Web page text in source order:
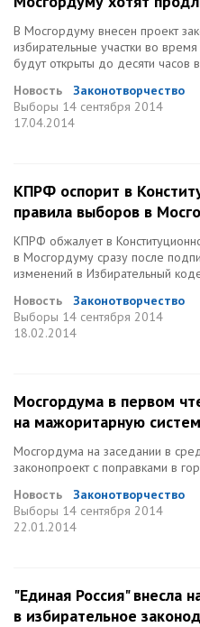
В Мосгордуму внесен проект
избирательные участки во
будут открыты до десяти часов
Новость
Законотворчество
Выборы 14 сентября 2014
17.04.2014
КПРФ оспорит в
правила выборов в
КПРФ обжалует в
в Мосгордуму сразу после
изменений в Избирательный
Новость
Законотворчество
Выборы 14 сентября 2014
18.02.2014
Мосгордума в первом
на мажоритарную
Мосгордума на заседании в
законопроект с поправками в
Новость
Законотворчество
Выборы 14 сентября 2014
22.01.2014
"Единая Россия" внесла
в избирательное